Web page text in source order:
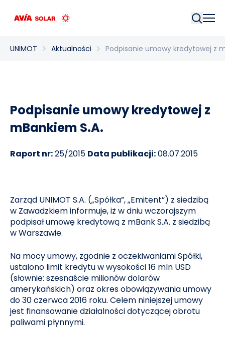
UNIMOT Aktualności Podpisanie umowy kredytowej z
Podpisanie umowy kredytowej z
mBankiem S.A.
Raport nr:25/2015 Data publikacji:08.07.2015
Zarząd UNIMOT S.A. („Spółka”, „Emitent”) z siedzibą
w Zawadzkiem informuje, iż w dniu wczorajszym
podpisał umowę kredytową z mBank S.A. z siedzibą
w Warszawie.
Na mocy umowy, zgodnie z oczekiwaniami Spółki,
ustalono limit kredytu w wysokości 16 mln USD
(słownie: szesnaście milionów dolarów
amerykańskich) oraz okres obowiązywania umowy
do 30 czerwca 2016 roku. Celem niniejszej umowy
jest finansowanie działalności dotyczącej obrotu
paliwami płynnymi.